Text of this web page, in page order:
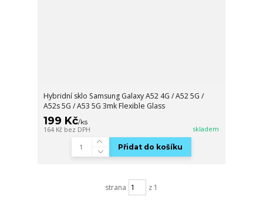
Hybridní sklo Samsung Galaxy A52 4G / A52 5G /
A52s 5G / A53 5G 3mk Flexible Glass
199 Kč/ks
164 Kč bez DPH skladem
Přidat do košíku
strana z 1